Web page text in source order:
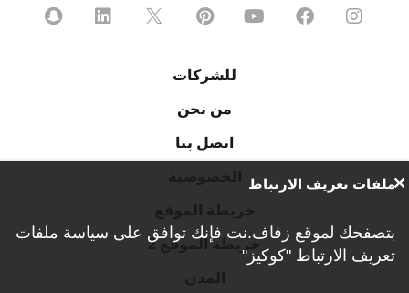
للشركات
من نحن
اتصل بنا
خريطة الموقع 2
ملفات تعريف الارتباط
بتصفحك لموقع زفاف.نت فإنك توافق على سياسة ملفات
تعريف الارتباط "كوكيز"